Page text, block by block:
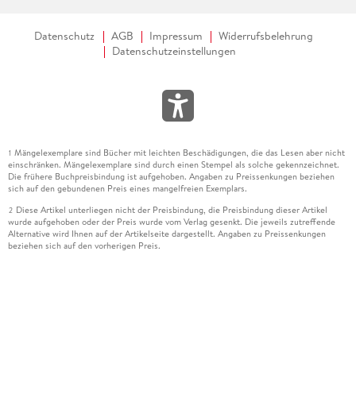
Datenschutz AGB Impressum
Widerrufsbelehrung
Datenschutzeinstellungen
1 Mängelexemplare sind Bücher mit leichten Beschädigungen, die das Lesen aber nicht
einschränken. Mängelexemplare sind durch einen Stempel als solche gekennzeichnet.
Die frühere Buchpreisbindung ist aufgehoben. Angaben zu Preissenkungen beziehen
sich auf den gebundenen Preis eines mangelfreien Exemplars.
2 Diese Artikel unterliegen nicht der Preisbindung, die Preisbindung dieser Artikel
wurde aufgehoben oder der Preis wurde vom Verlag gesenkt. Die jeweils zutreffende
Alternative wird Ihnen auf der Artikelseite dargestellt. Angaben zu Preissenkungen
beziehen sich auf den vorherigen Preis.